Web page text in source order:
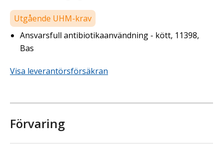
Utgående UHM-krav
Ansvarsfull antibiotikaanvändning - kött, 11398,
Bas
Visa leverantörsförsäkran
Förvaring